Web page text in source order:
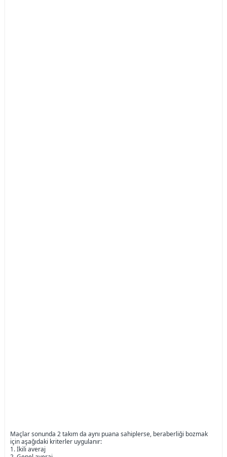
Maçlar sonunda 2 takım da aynı puana sahiplerse, beraberliği bozmak
için aşağıdaki kriterler uygulanır:
1. İkili averaj